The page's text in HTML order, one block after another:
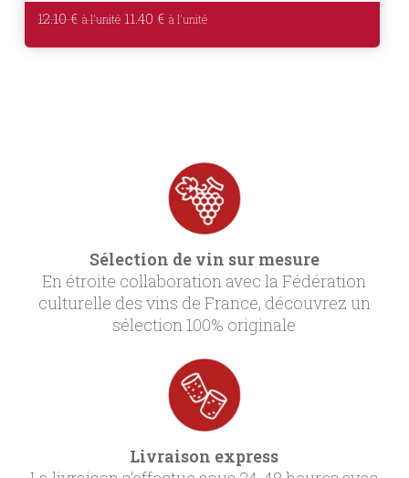
12.10€
Le
11.40 €
Le
Sélection de vin sur mesure
En étroite collaboration avec la Fédération
culturelle des vins de France, découvrez un
sélection 100% originale
Livraison express